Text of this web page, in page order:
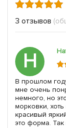
3 отзывов
Н
В прошлом
мне очень
немного, но
морковки,
красивый
это форма.